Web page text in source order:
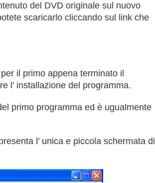
del DVD originale sul nuovo
scaricarlo cliccando sul link che
il primo appena terminato il
l’ installazione del programma.
primo programma ed è ugualmente
l’ unica e piccola schermata di